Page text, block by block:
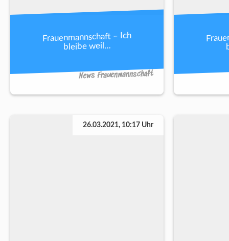
Frauenmannschaft – Ich
bleibe weil…
News Frauenmannschaft
26.03.2021, 10:17 Uhr